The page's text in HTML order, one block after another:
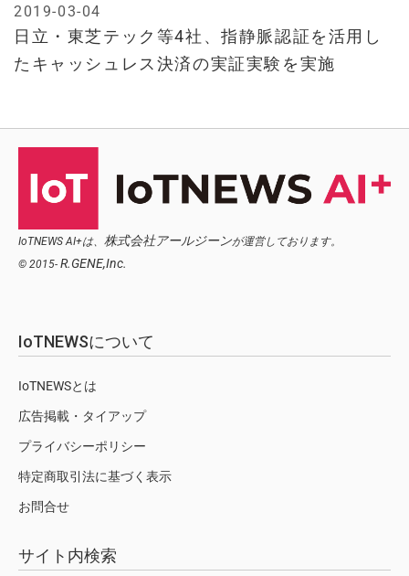
日立・東芝テック等4社、指静脈認証を活用し
たキャッシュレス決済の実証実験を実施
2019-03-04
IoTNEWS AI+は、 株式会社アールジーンが運営しております。
© 2015- R.GENE,Inc.
IoTNEWSについて
IoTNEWSとは
広告掲載・タイアップ
プライバシーポリシー
特定商取引法に基づく表示
お問合せ
サイト内検索